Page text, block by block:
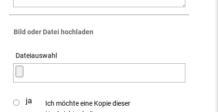
Bild oder Datei hochladen
Dateiauswahl
Ich möchte eine Kopie dieser
ja